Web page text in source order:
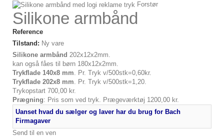
Forstør
Silikone armbånd
Reference
Tilstand: Ny vare
Silikone armbånd 202x12x2mm.
kan også fåes til børn 180x12x2mm.
Trykflade 140x8 mm . Pr. Tryk v/500stk=0,60kr.
Trykflade 202x8 mm . Pr. Tryk v/500stk=1,20.
Trykopstart 700,00 kr.
Prægning: Pris som ved tryk. Prægeværktøj 1200,00 kr.
Uanset hvad du sælger og laver har du brug for Bach
Firmagaver
Send til en ven